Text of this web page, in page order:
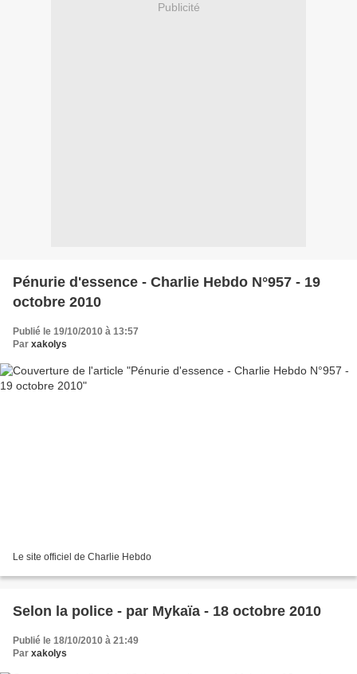
Publicité
Pénurie d'essence - Charlie Hebdo N°957 - 19
octobre 2010
Publié le 19/10/2010 à 13:57
Par xakolys
Le site officiel de Charlie Hebdo
Selon la police - par Mykaïa - 18 octobre 2010
Publié le 18/10/2010 à 21:49
Par xakolys